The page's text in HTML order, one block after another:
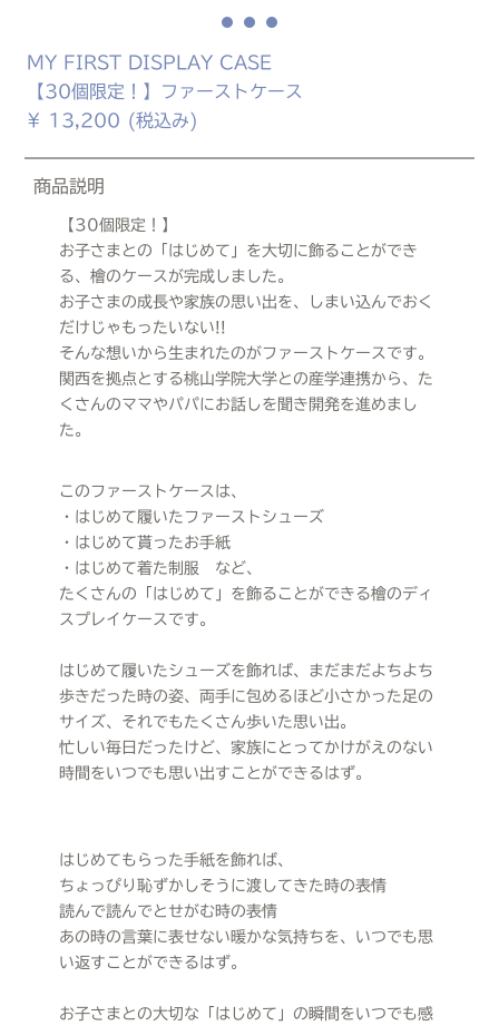
MY FIRST DISPLAY CASE
【30個限定！】ファーストケース
¥
13,200 (税込み)
商品説明
【30個限定！】
お子さまとの「はじめて」を大切に飾ることができ
る、檜のケースが完成しました。
お子さまの成長や家族の思い出を、しまい込んでおく
だけじゃもったいない!!
そんな想いから生まれたのがファーストケースです。
関西を拠点とする桃山学院大学との産学連携から、た
くさんのママやパパにお話しを聞き開発を進めまし
た。
このファーストケースは、
・はじめて履いたファーストシューズ
・はじめて貰ったお手紙
・はじめて着た制服 など、
たくさんの「はじめて」を飾ることができる檜のディ
スプレイケースです。
はじめて履いたシューズを飾れば、まだまだよちよち
歩きだった時の姿、両手に包めるほど小さかった足の
サイズ、それでもたくさん歩いた思い出。
忙しい毎日だったけど、家族にとってかけがえのない
時間をいつでも思い出すことができるはず。
はじめてもらった手紙を飾れば、
ちょっぴり恥ずかしそうに渡してきた時の表情
読んで読んでとせがむ時の表情
あの時の言葉に表せない暖かな気持ちを、いつでも思
い返すことができるはず。
お子さまとの大切な「はじめて」の瞬間をいつでも感